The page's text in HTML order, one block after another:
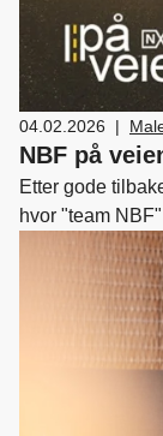
04.02.2026 |
NBF på
Etter gode
hvor "team
medlemmene.